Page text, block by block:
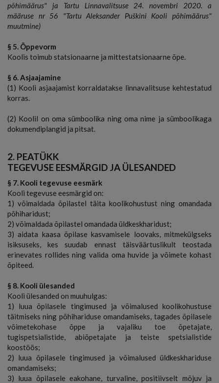
põhimäärus" ja Tartu Linnavalitsuse 24. novembri 2020. a
määruse nr 56 "Tartu Aleksander Puškini Kooli põhimäärus"
muutmine)
§ 5. Õppevorm
Koolis toimub statsionaarne ja mittestatsionaarne õpe.
§ 6. Asjaajamine
(1) Kooli asjaajamist korraldatakse linnavalitsuse kehtestatud
korras.
(2) Koolil on oma sümboolika ning oma nime ja sümboolikaga
dokumendiplangid ja pitsat.
2. PEATÜKK
TEGEVUSE EESMÄRGID JA ÜLESANDED
§ 7. Kooli tegevuse eesmärk
Kooli tegevuse eesmärgid on:
1) võimaldada õpilastel täita koolikohustust ning omandada
põhiharidust;
2) võimaldada õpilastel omandada üldkeskharidust;
3) aidata kaasa õpilase kasvamisele loovaks, mitmekülgseks
isiksuseks, kes suudab ennast täisväärtuslikult teostada
erinevates rollides ning valida oma huvide ja võimete kohast
õpiteed.
§ 8. Kooli ülesanded
Kooli ülesanded on muuhulgas:
1) luua õpilasele tingimused ja võimalused koolikohustuse
täitmiseks ning põhihariduse omandamiseks, tagades õpilasele
võimetekohase õppe ja vajaliku toe õpetajate,
tugispetsialistide, abiõpetajate ja teiste spetsialistide
koostöös;
2) luua õpilasele tingimused ja võimalused üldkeskhariduse
omandamiseks;
3) luua õpilasele eakohane, turvaline, positiivselt mõjuv ja